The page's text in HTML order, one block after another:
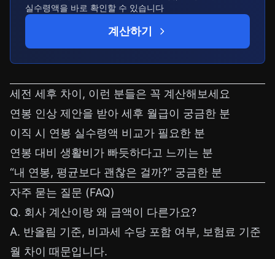
실수령액을 바로 확인할 수 있습니다
계산하기
세전 세후 차이, 이런 분들은 꼭 계산해보세요
연봉 인상 제안을 받아 세후 월급이 궁금한 분
이직 시 연봉 실수령액 비교가 필요한 분
연봉 대비 생활비가 빠듯하다고 느끼는 분
“내 연봉, 평균보다 괜찮은 걸까?” 궁금한 분
자주 묻는 질문 (FAQ)
Q. 회사 계산이랑 왜 금액이 다른가요?
A. 반올림 기준, 비과세 수당 포함 여부, 보험료 기준
월 차이 때문입니다.